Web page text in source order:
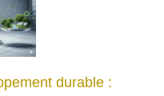
durable :